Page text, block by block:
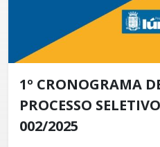
1º CRONOGRAMA
PROCESSO
002/2025